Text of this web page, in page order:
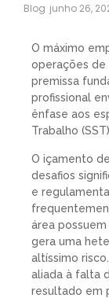
Blog junho 26,
O máximo
operações
premissa
profissional
ênfase aos
Trabalho
O içamento
desafios
e
área
gera uma
altíssimo
aliada à falta
resultado em